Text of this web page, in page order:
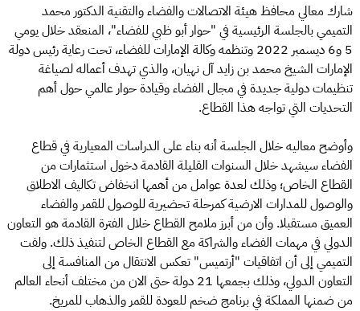
شارك معالي محافظ هيئة الاتصالات والفضاء والتقنية الدكتور محمد
التميمي بالجلسة الرئيسية في "حوار أبو ظبي للفضاء"، المنعقد خلال يومي
5 و6 ديسمبر 2022 وتنظمه وكالة الإمارات للفضاء، تحت رعاية رئيس دولة
الإمارات الشيخ محمد بن زايد آل نهيان، والذي تهدف أعماله لصياغة
تنظيمات دولية جديدة في مجال الفضاء وقيادة حوار عالمي حول أهم
التحديات التي تواجه هذا القطاع.
وأوضح معاليه خلال الجلسة أنه بناء على الدراسات المعيارية في قطاع
الفضاء سيشهد خلال السنوات القليلة القادمة دخول استثمارات من
القطاع الخاص؛ وذلك لعدة عوامل من أهمها انخفاض تكاليف الاطلاق
والوصول للمدارات الارضية كمرحلة تحضيرية للوصول للقمر والفضاء
العميق مستقبلا. وأن من أبرز ملامح القطاع خلال الفترة القادمة هو التعاون
الدولي في مهمات الفضاء والشراكة مع القطاع الخاص لتنفيذ ذلك. ولفت
التميمي إلى أن اتفاقيات "أرتميس" تعكس الانتقال من المنافسة إلى
التعاون الدولي، وذلك بجمعها 21 دولة حتى الان من مختلف أنحاء العالم
من ضمنها المملكة في برنامج ضخم للعودة للقمر والذهاب للمريخ.